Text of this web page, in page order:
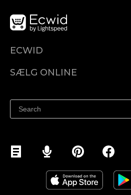
ECWID
Pris
SÆLG ONLINE
Sælg på Facebook
Sælg på Instagram